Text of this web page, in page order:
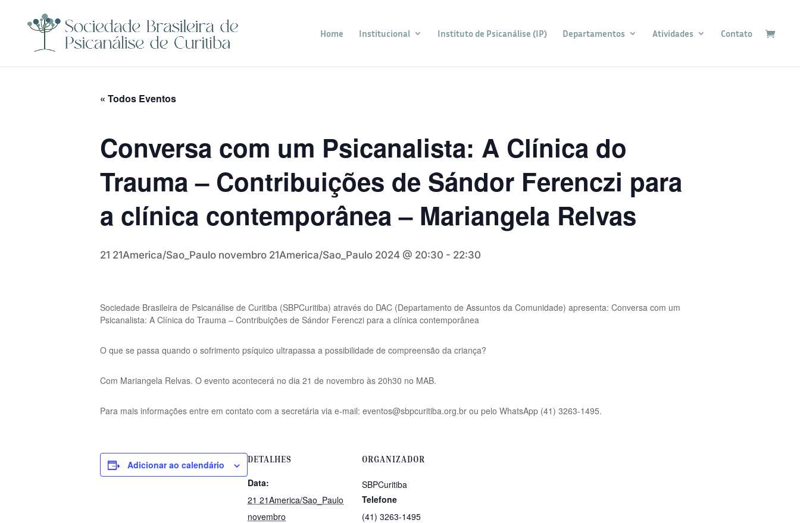
Home Institucional Instituto de Psicanálise (IP) Departamentos Atividades Contato
« Todos Eventos
Conversa com um Psicanalista: A Clínica do
Trauma – Contribuições de Sándor Ferenczi para
a clínica contemporânea – Mariangela Relvas
21 21America/Sao_Paulo novembro 21America/Sao_Paulo 2024 @ 20:30 - 22:30
Sociedade Brasileira de Psicanálise de Curitiba (SBPCuritiba) através do DAC (Departamento de Assuntos da Comunidade) apresenta: Conversa com um
Psicanalista: A Clínica do Trauma – Contribuições de Sándor Ferenczi para a clínica contemporânea
O que se passa quando o sofrimento psíquico ultrapassa a possibilidade de compreensão da criança?
Com Mariangela Relvas. O evento acontecerá no dia 21 de novembro às 20h30 no MAB.
Para mais informações entre em contato com a secretária via e-mail: eventos@sbpcuritiba.org.br ou pelo WhatsApp (41) 3263-1495.
Adicionar ao calendário DETALHES
Data:
21 21America/Sao_Paulo
novembro
ORGANIZADOR
SBPCuritiba
Telefone
(41) 3263-1495